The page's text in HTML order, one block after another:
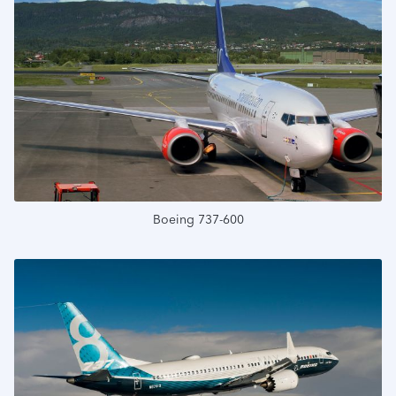
Подробнее
Подробнее
Boeing 737-600